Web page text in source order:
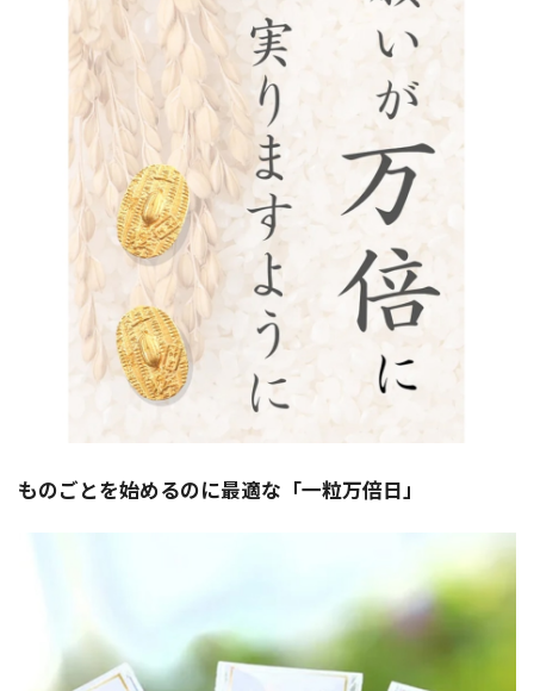
ものごとを始めるのに最適な「一粒万倍日」